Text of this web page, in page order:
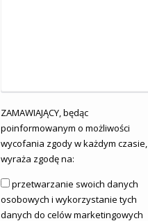
ZAMAWIAJĄCY, będąc
poinformowanym o możliwości
wycofania zgody w każdym czasie,
wyraża zgodę na:
przetwarzanie swoich danych
osobowych i wykorzystanie tych
danych do celów marketingowych